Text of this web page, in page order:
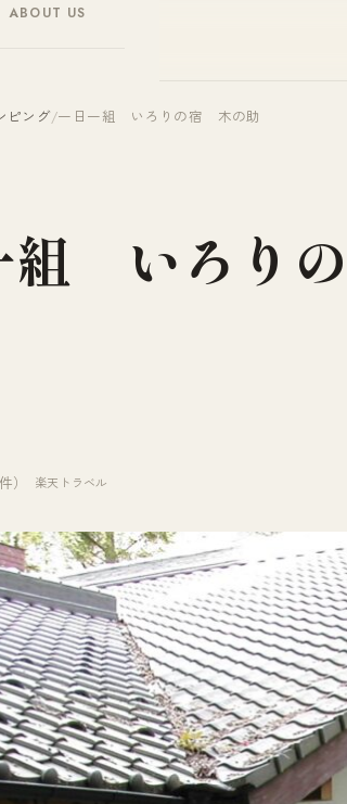
ABOUT US
ピング/一日一組 いろりの宿 木の助
組 いろり
） 楽天トラベル